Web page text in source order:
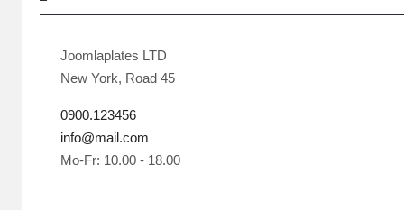
Joomlaplates LTD
New York, Road 45
0900.123456
info@mail.com
Mo-Fr: 10.00 - 18.00